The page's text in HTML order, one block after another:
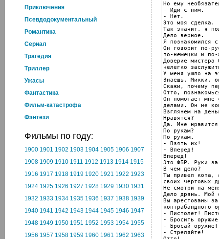
Приключения
Псевдодокументальный
Романтика
Cериал
Трагедия
Триллер
Ужасы
Фантастика
Фильм-катастрофа
Фэнтези
Фильмы по году:
1900 1901 1902 1903 1904 1905 1906 1907
1908 1909 1910 1911 1912 1913 1914 1915
1916 1917 1918 1919 1920 1921 1922 1923
1924 1925 1926 1927 1928 1929 1930 1931
1932 1933 1934 1935 1936 1937 1938 1939
1940 1941 1942 1943 1944 1945 1946 1947
1948 1949 1950 1951 1952 1953 1954 1955
1956 1957 1958 1959 1960 1961 1962 1963
Но ему
- Иди с ним.
- Нет.
Это моя сделка.
Так значит, я
Дело верное.
Я познакомился
Он говорит по-
по-немецки и по-
Доверие мистера
нелегко
У меня ушло на
Знаешь, Микки,
Скажи, почему
Отто,
Он помогает мне
делами. Он не
Взглянем на
Нравятся?
Да. Мне
По рукам?
По рукам.
- Взять их!
- Вперед!
Вперед!
Это ФБР. Руки
В чем дело?
Ты привел копа,
своих чертовых
Не смотри на
Дело дрянь. Мой
Вы арестованы
контрабандного
- Пистолет!
- Бросить
- Бросай оружие!
- Стреляйте!